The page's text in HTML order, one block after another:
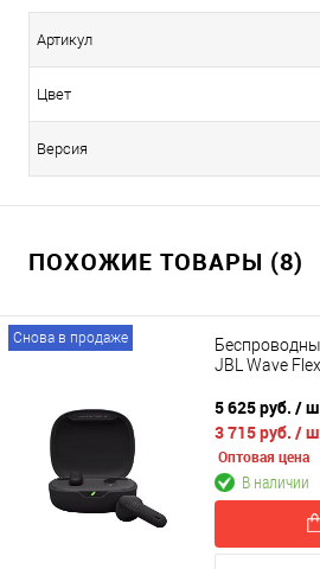
Артикул
Цвет
Версия
ПОХОЖИЕ ТОВАРЫ (8)
Снова в продаже
JBL Wave
5 625 руб. /
3 715 руб. /
Оптовая цена
В наличии